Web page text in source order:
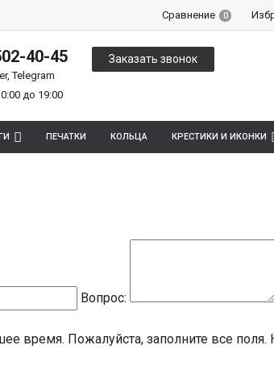
Сравнение 0
40-45
Telegram
до 19:00
Заказать звонок
ПЕЧАТКИ КОЛЬЦА КРЕСТИКИ И ИКОНКИ
Вопрос:
время. Пожалуйста, заполните все поля.